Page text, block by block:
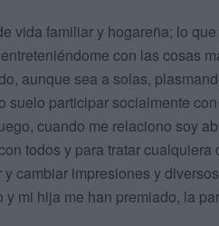
vida familiar y hogareña; lo
con las cosas
aunque sea a solas,
suelo participar socialmente
cuando me relaciono soy
todos y para tratar
y cambiar impresiones y
y mi hija me han premiado, la